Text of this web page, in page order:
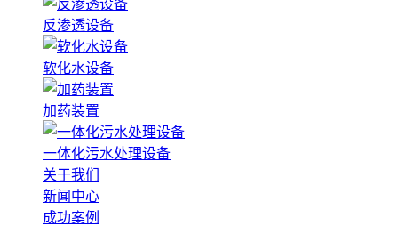
反渗透设备
软化水设备
加药装置
一体化污水处理设备
关于我们
新闻中心
成功案例